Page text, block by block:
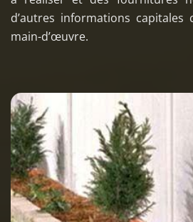
d’autres informations
main-d’œuvre.